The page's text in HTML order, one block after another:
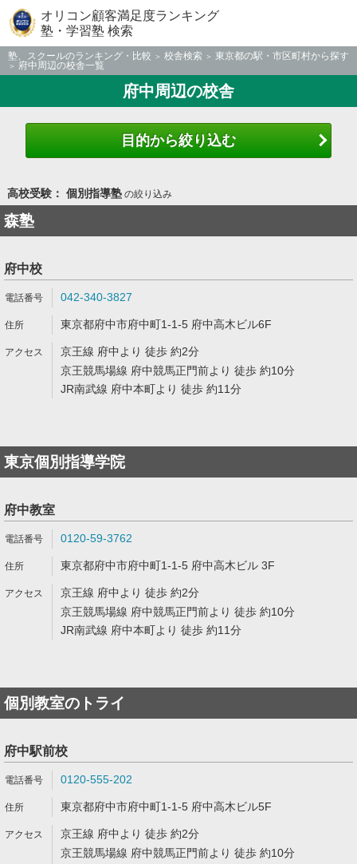
オリコン顧客満足度ランキング
塾・学習塾 検索
塾、スクールのランキング・比較 校舎検索
東京都の駅・市区町村から探す
府中周辺の校舎一覧
府中周辺の校舎
目的から絞り込む
高校受験： 個別指導塾の絞り込み
森塾
府中校
042-340-3827
東京都府中市府中町1-1-5 府中高木ビル6F
京王線 府中より 徒歩 約2分
京王競馬場線 府中競馬正門前より 徒歩 約10分
JR南武線 府中本町より 徒歩 約11分
東京個別指導学院
府中教室
0120-59-3762
東京都府中市府中町1-1-5 府中高木ビル 3F
京王線 府中より 徒歩 約2分
京王競馬場線 府中競馬正門前より 徒歩 約10分
JR南武線 府中本町より 徒歩 約11分
個別教室のトライ
府中駅前校
0120-555-202
東京都府中市府中町1-1-5 府中高木ビル5F
京王線 府中より 徒歩 約2分
京王競馬場線 府中競馬正門前より 徒歩 約10分